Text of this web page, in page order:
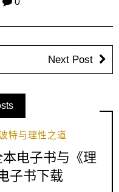
Next Post
特与理性之道
本电子书与《理
子书下载